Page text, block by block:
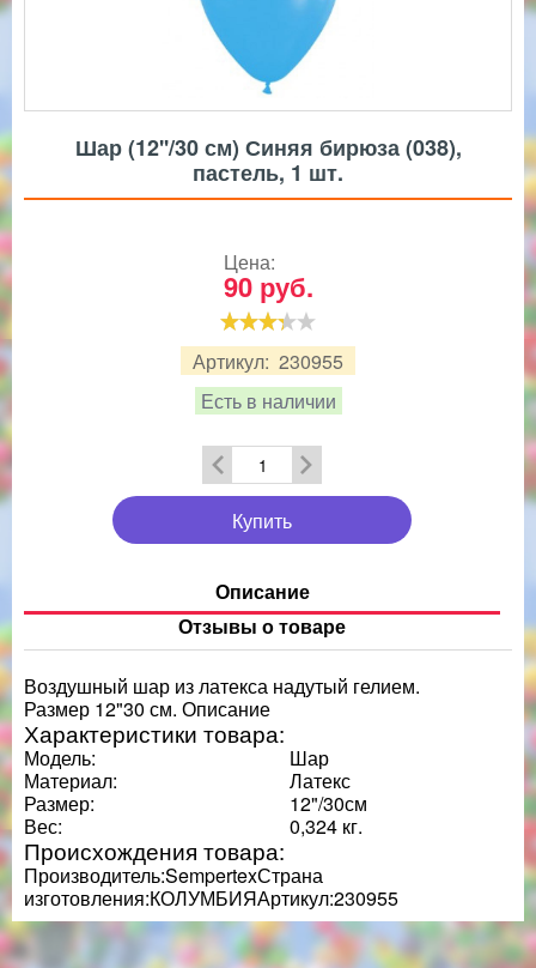
Шар (12''/30 см) Синяя бирюза (038),
пастель, 1 шт.
Артикул: 230955
Есть в наличии
Цена:
90 руб.
Купить
Описание
Отзывы о товаре
Воздушный шар из латекса надутый гелием.
Размер 12"30 см. Описание
Характеристики товара:
Модель:
Шар
Материал:
Латекс
Размер:
12"/30см
Вес:
0,324 кг.
Происхождения товара:
Производитель:SempertexСтрана
изготовления:КОЛУМБИЯАртикул:230955